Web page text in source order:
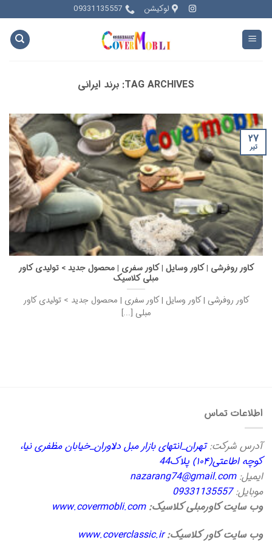
to
content
لوکیشن 09331135557
TAG ARCHIVES: برند ایرانی
کاور روفرشی | کاور وسایل | کاور سفری | محصول جدید > تولیدی کاور
مبلی کلاسیک
کاور روفرشی | کاور وسایل | کاور سفری | محصول جدید > تولیدی کاور
مبلی [...]
۲۷
تیر
اطلاعات تماس
آدرس شرکت:تهران_انتهای بازار مبل دلاوران_خیابان مظفری نیا،
کوچه اطاعتی(۱۰۴) پلاک44
ایمیل:nazarang74@gmail.com
موبایل:09331135557
وب سایت کاورمبلی کلاسیک: www.covermobli.com
وب سایت کاور کلاسیک: www.coverclassic.ir